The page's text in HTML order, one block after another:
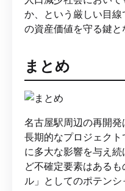
か、という厳しい目
の資産価値を守る鍵と
まとめ
名古屋駅周辺の再開
長期的なプロジェク
に多大な影響を与え
ど不確定要素はある
ル」としてのポテンシ